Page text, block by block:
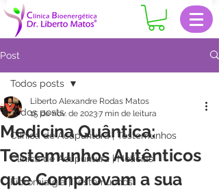
Post
Todos posts
Clinica de Acupuntura | Testemunhos
Clinica de Acupuntura | Notícias
Fibromialgia | Testemunhos
Todos posts
Medicina Quântica:
Testemunhos Autênticos
que Comprovam a sua
Liberto Alexandre Rodas Matos
15 de nov. de 20237 min de leitura